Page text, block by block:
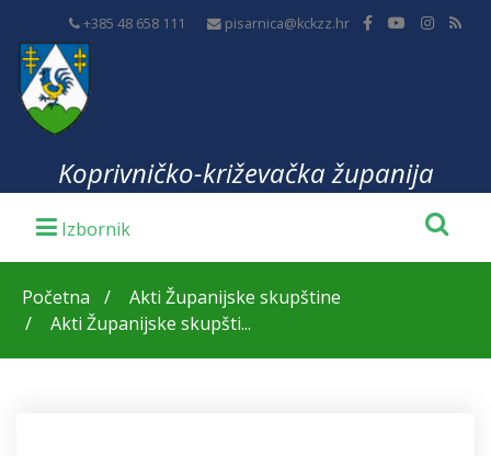
+385 48 658 111 pisarnica@kckzz.hr
Koprivničko-križevačka županija
Početna
Akti Županijske skupštine
Akti Županijske skupšti...